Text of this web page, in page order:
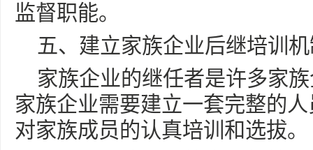
监督职能。
五、建立家族企业后继培训
家族企业的继任者是许多家
家族企业需要建立一套完整的
对家族成员的认真培训和选拔。